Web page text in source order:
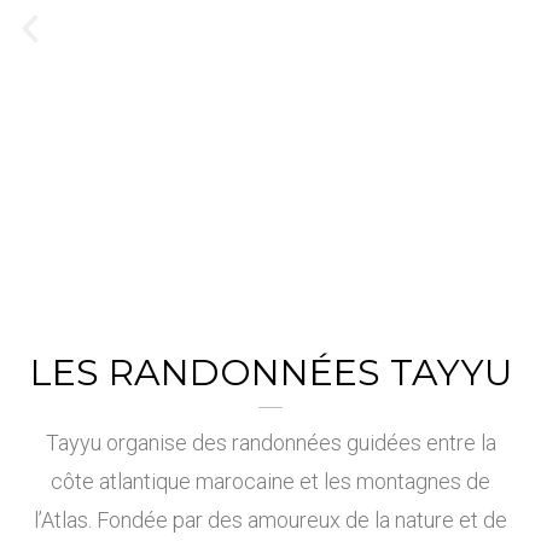
Randonné
es autour
d'Agadir
Randonn
ez en
forêt
comestib
Des
itinérair
es pour
tous
LES RANDONNÉES TAYYU
Tayyu organise des randonnées guidées entre la
côte atlantique marocaine et les montagnes de
l’Atlas. Fondée par des amoureux de la nature et de